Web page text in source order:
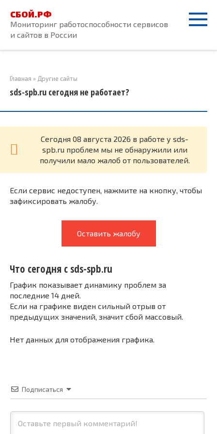
контенту
СБОЙ.РФ
Мониторинг работоспособности сервисов
и сайтов в России
Главная » Другие сайты
sds-spb.ru сегодня не работает?
Cегодня 08 августа 2026 в работе у sds-
spb.ru проблем мы не обнаружили или
получили мало жалоб от пользователей.
Если сервис недоступен, нажмите на кнопку, чтобы
зафиксировать жалобу.
Оставить жалобу
Что сегодня с sds-spb.ru
График показывает динамику проблем за
последние 14 дней.
Если на графике виден сильный отрыв от
предыдущих значений, значит сбой массовый.
Нет данных для отображения графика.
Подписаться